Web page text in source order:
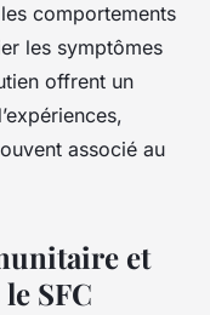
comportements
les symptômes
offrent un
associé au
et
SFC